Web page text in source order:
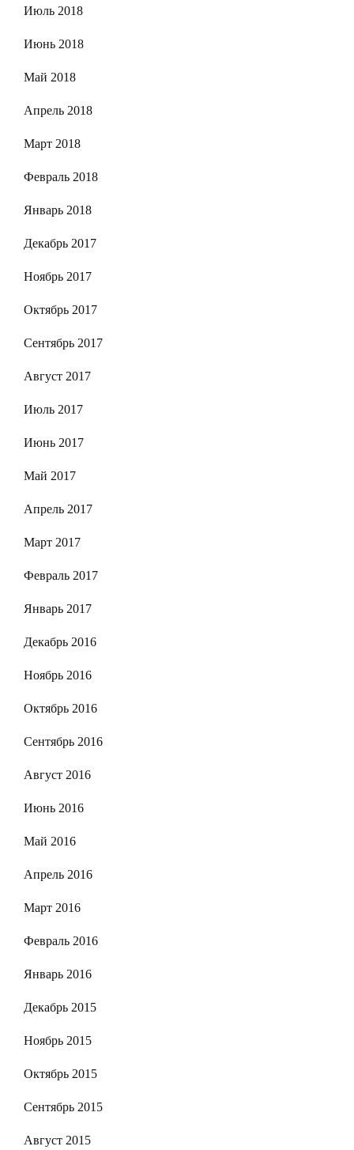
Июль 2018
Июнь 2018
Май 2018
Апрель 2018
Март 2018
Февраль 2018
Январь 2018
Декабрь 2017
Ноябрь 2017
Октябрь 2017
Сентябрь 2017
Август 2017
Июль 2017
Июнь 2017
Май 2017
Апрель 2017
Март 2017
Февраль 2017
Январь 2017
Декабрь 2016
Ноябрь 2016
Октябрь 2016
Сентябрь 2016
Август 2016
Июнь 2016
Май 2016
Апрель 2016
Март 2016
Февраль 2016
Январь 2016
Декабрь 2015
Ноябрь 2015
Октябрь 2015
Сентябрь 2015
Август 2015